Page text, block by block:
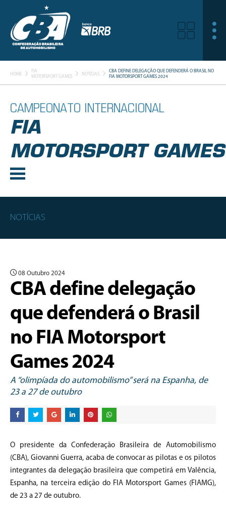
HOME
FIA
MOTORSPORT GAMES
NOTÍCIAS
CBA DEFINE DELEGAÇÃO QUE DEFENDERÁ O BRASIL NO
FIA MOTORSPORT GAMES 2024
CAMPEONATO INTERNACIONAL
FIA
MOTORSPORT GAMES
NOTÍCIAS
08 Outubro 2024
CBA define delegação
que defenderá o Brasil
no FIA Motorsport
Games 2024
A “olimpíada do automobilismo” será na Espanha, de
23 a 27 de outubro
O presidente da Confederação Brasileira de Automobilismo
(CBA), Giovanni Guerra, acaba de convocar as pilotas e os pilotos
integrantes da delegação brasileira que competirá em Valência,
Espanha, na terceira edição do FIA Motorsport Games (FIAMG),
de 23 a 27 de outubro.